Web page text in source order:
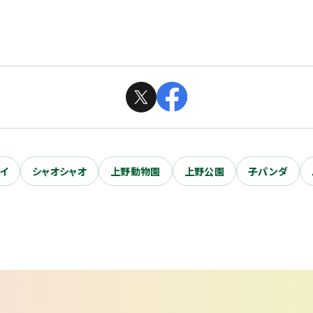
シャオシャオ 上野動物園 上野公園 子パンダ